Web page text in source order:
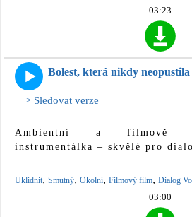
03:23
Bolest, která nikdy neopustila
> Sledovat verze
Ambientní a filmově
instrumentálka – skvělé pro
Uklidnit, Smutný, Okolní, Filmový film, Dialog
03:00